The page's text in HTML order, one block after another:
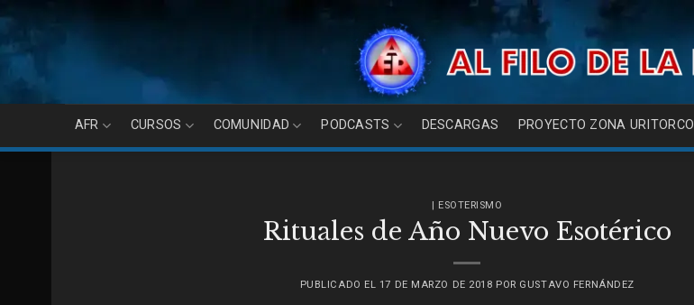
content
AFR CURSOS COMUNIDAD PODCASTS DESCARGAS PROYECTO ZONA URITORCO
| ESOTERISMO
Rituales de Año Nuevo Esotérico
PUBLICADO EL 17 DE MARZO DE 2018 POR GUSTAVO FERNÁNDEZ